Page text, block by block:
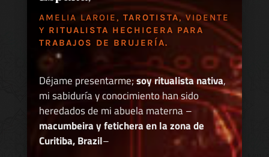
AMELIA LAROIE, TAROTISTA, VIDENTE
Y RITUALISTA HECHICERA PARA
TRABAJOS DE BRUJERÍA.
Déjame presentarme;soy ritualista nativa,
mi sabiduría y conocimiento han sido
heredados de mi abuela materna –
macumbeira y fetichera en la zona de
Curitiba, Brazil–